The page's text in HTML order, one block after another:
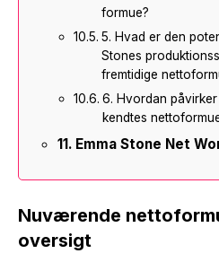
formue?
5. Hvad er den
Stones
fremtidige
6. Hvordan
kendtes
Emma Stone Net
Nuværende
oversigt